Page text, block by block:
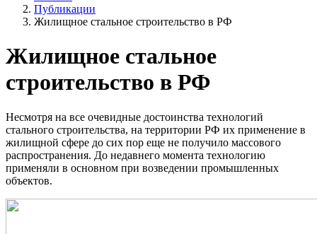
Публикации
Жилищное стальное строительство в РФ
Жилищное стальное
строительство в РФ
Несмотря на все очевидные достоинства технологий
стального строительства, на территории РФ их применение в
жилищной сфере до сих пор еще не получило массового
распространения. До недавнего момента технологию
применяли в основном при возведении промышленных
объектов.